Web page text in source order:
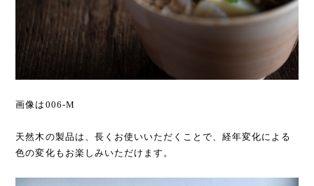
画像は006-M
天然木の製品は、長くお使いいただくことで、経年変化による
色の変化もお楽しみいただけます。